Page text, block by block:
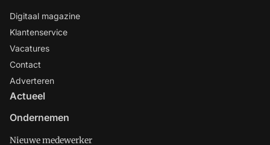
Digitaal magazine
Klantenservice
Vacatures
Contact
Adverteren
Actueel
Ondernemen
Nieuwe medewerker